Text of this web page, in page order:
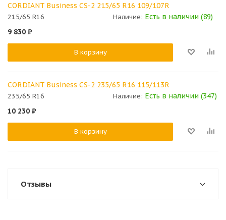
CORDIANT Business СS-2 215/65 R16 109/107R
215/65 R16 Наличие: Есть в наличии (89)
9 830 ₽
В корзину
CORDIANT Business СS-2 235/65 R16 115/113R
235/65 R16 Наличие: Есть в наличии (347)
10 230 ₽
В корзину
Отзывы